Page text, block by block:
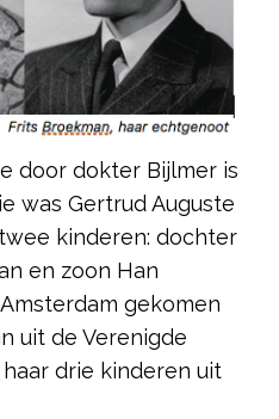
door dokter Bijlmer is
was Gertrud Auguste
kinderen: dochter
en zoon Han
gekomen
uit de Verenigde
drie kinderen uit